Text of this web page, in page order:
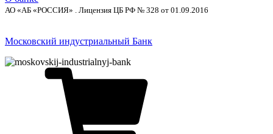
АО «АБ «РОССИЯ» . Лицензия ЦБ РФ № 328 от 01.09.2016
Московский индустриальный Банк